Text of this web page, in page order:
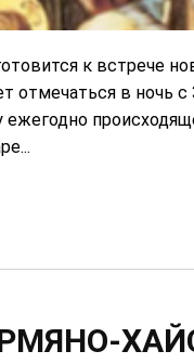
к встрече
отмечаться в ночь с
ежегодно